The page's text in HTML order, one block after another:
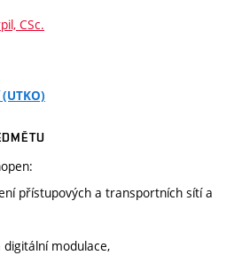
CSc.
přístupových a transportních sítí a
modulace,